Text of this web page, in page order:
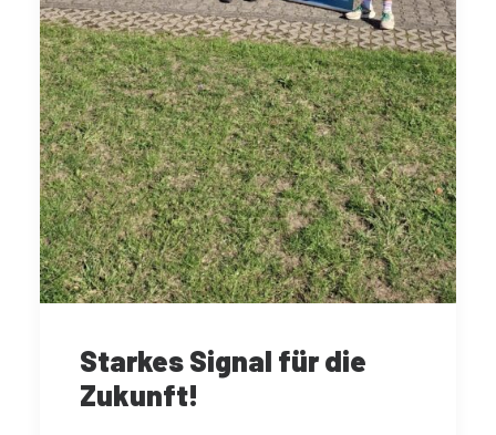
Starkes Signal für die
Zukunft!